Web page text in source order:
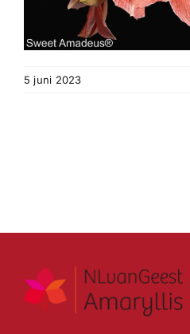
5 juni 2023